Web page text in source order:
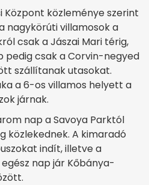
Központ közleménye szerint
nagykörúti villamosok a
csak a Jászai Mari térig,
pedig csak a Corvin-negyed
szállítanak utasokat.
a 6-os villamos helyett a
járnak.
nap a Savoya Parktól
közlekednek. A kimaradó
indít, illetve a
nap jár Kőbánya-